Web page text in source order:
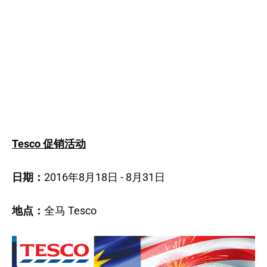
Tesco 促销活动
日期： 2016年8月18日 - 8月31日
地点： 全马 Tesco